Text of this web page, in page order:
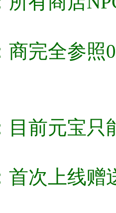
商完全参照
目前元宝只
首次上线